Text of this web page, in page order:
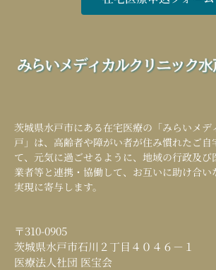
茨城県水戸市にある在宅医療の「みらいメデ
戸 」は、高齢者や障がい者が住み慣れたご
て、元気に過ごせるように、地域の行政及
業者等と連携・協働して、お互いに助け合い
実現に寄与します。
〒310-0905
茨城県水戸市石川２丁目４０４６－１
医療法人社団 医宝会